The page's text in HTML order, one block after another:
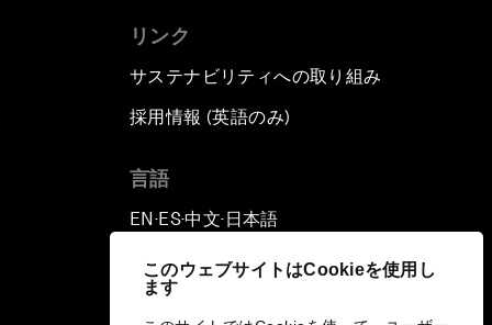
このウェブサイトはCookieを使用し
ます
リンク
サステナビリティへの取り組み
採用情報 (英語のみ)
言語
EN ▪ES▪中文▪ 日本語